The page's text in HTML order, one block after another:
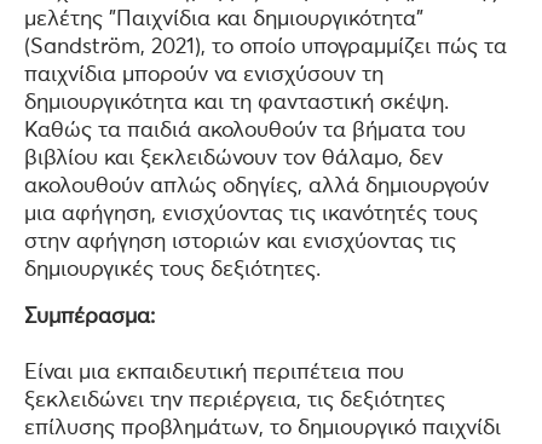
μελέτης "Παιχνίδια και δημιουργικότητα"
(Sandström, 2021), το οποίο υπογραμμίζει πώς τα
παιχνίδια μπορούν να ενισχύσουν τη
δημιουργικότητα και τη φανταστική σκέψη.
Καθώς τα παιδιά ακολουθούν τα βήματα του
βιβλίου και ξεκλειδώνουν τον θάλαμο, δεν
ακολουθούν απλώς οδηγίες, αλλά δημιουργούν
μια αφήγηση, ενισχύοντας τις ικανότητές τους
στην αφήγηση ιστοριών και ενισχύοντας τις
δημιουργικές τους δεξιότητες.
Συμπέρασμα:
Είναι μια εκπαιδευτική περιπέτεια που
ξεκλειδώνει την περιέργεια, τις δεξιότητες
επίλυσης προβλημάτων, το δημιουργικό παιχνίδι